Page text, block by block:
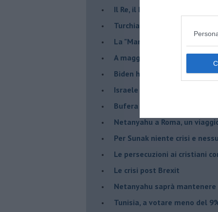
Il Re, il Primo Ministro, il
Turchia al voto, Erdogan in
La "Marcia dei vivi" per non
A maggio le urne
Biden ha fatto infuriare la
Israele rischia una guerra civile
Bufera sull'immigrazione
Netanyahu a Roma, un
Per Sunak niente crisi e
Le persecuzioni ai cristiani
Le crisi post Brexit
Netanyahu saprà mantenere
Tunisia, a votare meno del